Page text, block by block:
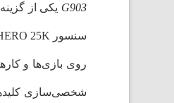
G903
شخصی‌سازی